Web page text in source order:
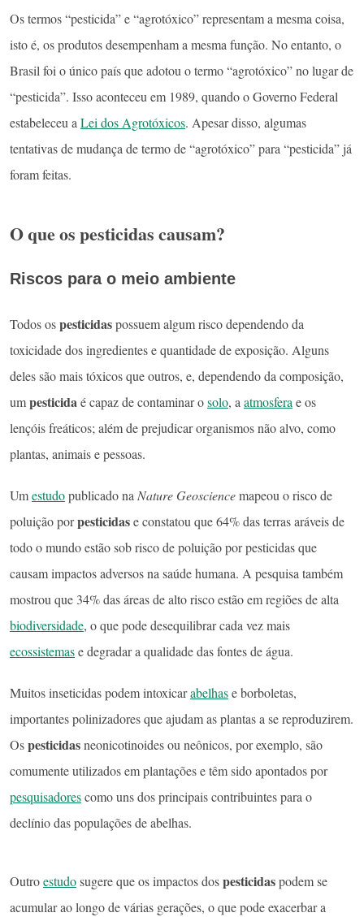
Os termos “pesticida” e “agrotóxico” representam a mesma coisa,
isto é, os produtos desempenham a mesma função. No entanto, o
Brasil foi o único país que adotou o termo “agrotóxico” no lugar de
“pesticida”. Isso aconteceu em 1989, quando o Governo Federal
estabeleceu a Lei dos Agrotóxicos. Apesar disso, algumas
tentativas de mudança de termo de “agrotóxico” para “pesticida” já
foram feitas.
O que os pesticidas causam?
Riscos para o meio ambiente
Todos ospesticidaspossuem algum risco dependendo da
toxicidade dos ingredientes e quantidade de exposição. Alguns
deles são mais tóxicos que outros, e, dependendo da composição,
umpesticidaé capaz de contaminar osolo, a atmosfera e os
lençóis freáticos; além de prejudicar organismos não alvo, como
plantas, animais e pessoas.
Umestudopublicado naNature Geosciencemapeou o risco de
poluição porpesticidase constatou que 64% das terras aráveis de
todo o mundo estão sob risco de poluição por pesticidas que
causam impactos adversos na saúde humana. A pesquisa também
mostrou que 34% das áreas de alto risco estão em regiões de alta
biodiversidade, o que pode desequilibrar cada vez mais
ecossistemase degradar a qualidade das fontes de água.
Muitos inseticidas podem intoxicarabelhase borboletas,
importantes polinizadores que ajudam as plantas a se reproduzirem.
Ospesticidasneonicotinoides ou neônicos, por exemplo, são
comumente utilizados em plantações e têm sido apontados por
pesquisadorescomo uns dos principais contribuintes para o
declínio das populações de abelhas.
Outroestudosugere que os impactos dospesticidaspodem se
acumular ao longo de várias gerações, o que pode exacerbar a